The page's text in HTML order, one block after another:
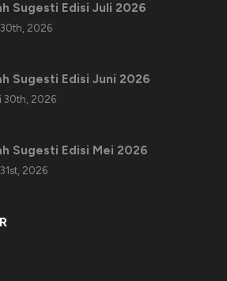
Sugesti Edisi Juli 2026
2026
Sugesti Edisi Juni 2026
30th, 2026
Sugesti Edisi Mei 2026
2026